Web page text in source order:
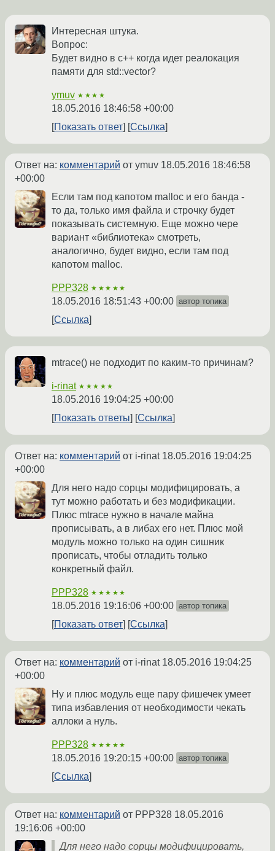
Интересная штука.
Вопрос:
Будет видно в с++ когда идет реалокация
памяти для std::vector?
ymuv ★★★★
18.05.2016 18:46:58 +00:00
Показать ответ
Ссылка
Ответ на: комментарий от ymuv 18.05.2016 18:46:58
+00:00
Если там под капотом malloc и его банда -
то да, только имя файла и строчку будет
показывать системную. Еще можно чере
вариант «библиотека» смотреть,
аналогично, будет видно, если там под
капотом malloc.
PPP328 ★★★★★
18.05.2016 18:51:43 +00:00 автор топика
Ссылка
mtrace() не подходит по каким-то причинам?
i-rinat ★★★★★
18.05.2016 19:04:25 +00:00
Показать ответы
Ссылка
Ответ на: комментарий от i-rinat 18.05.2016 19:04:25
+00:00
Для него надо сорцы модифицировать, а
тут можно работать и без модификации.
Плюс mtrace нужно в начале майна
прописывать, а в либах его нет. Плюс мой
модуль можно только на один сишник
прописать, чтобы отладить только
конкретный файл.
PPP328 ★★★★★
18.05.2016 19:16:06 +00:00 автор топика
Показать ответ Ссылка
Ответ на: комментарий от i-rinat 18.05.2016 19:04:25
+00:00
Ну и плюс модуль еще пару фишечек умеет
типа избавления от необходимости чекать
аллоки а нуль.
PPP328 ★★★★★
18.05.2016 19:20:15 +00:00 автор топика
Ссылка
Ответ на: комментарий от PPP328 18.05.2016
19:16:06 +00:00
Для него надо сорцы модифицировать,